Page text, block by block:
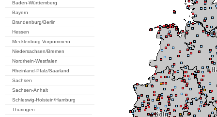
Baden-Württemberg
Bayern
Brandenburg/Berlin
Hessen
Mecklenburg-Vorpommern
Niedersachsen/Bremen
Nordrhein-Westfalen
Rheinland-Pfalz/Saarland
Sachsen
Sachsen-Anhalt
Schleswig-Holstein/Hamburg
Thüringen